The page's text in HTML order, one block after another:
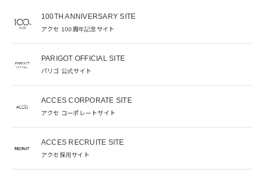
100TH ANNIVERSARY SITE
アクセ 100周年記念サイト
PARIGOT OFFICIAL SITE
パリゴ 公式サイト
ACCES CORPORATE SITE
アクセ コーポレートサイト
ACCES RECRUITE SITE
アクセ採用サイト